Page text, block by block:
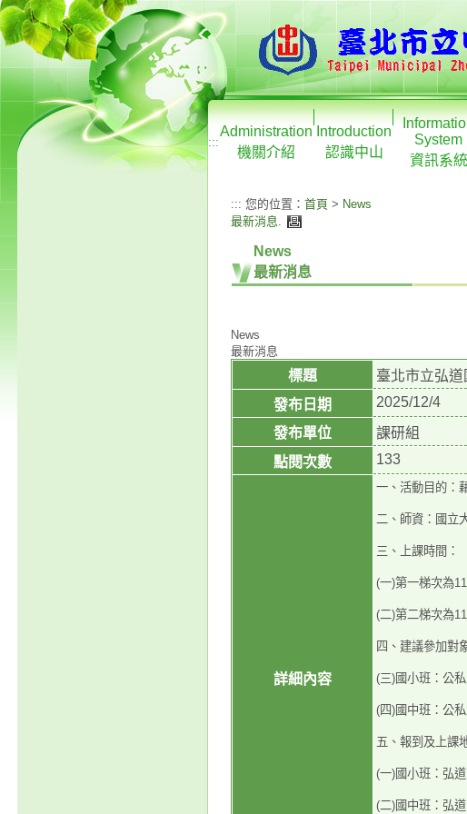
:::
Administration
機關介紹
Introduction
認識中山
System
資訊系統
::: 您的位置： 首頁 > News
最新消息.
News
最新消息
News
最新消息
標題
臺北市立弘
發布日期
2025/12/4
發布單位
課研組
點閱次數
133
詳細內容
一、活動目的：
二、師資：國立
三、上課時間：
(一)第一梯次為
(二)第二梯次為
四、建議參加對
(三)國小班：公
(四)國中班：公
五、報到及上課
(一)國小班：弘
(二)國中班：弘